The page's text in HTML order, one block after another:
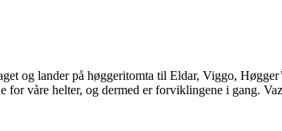
og lander på høggeritomta til Eldar, Viggo,
våre helter, og dermed er forviklingene i gang.